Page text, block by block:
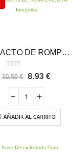
EXTRACTO DE ROMPEPIEDRA Integralia
0out of 5
10.50€ El
era:
10.50 €.
8.93 €El
8.93 €.
AÑADIR AL CARRITO